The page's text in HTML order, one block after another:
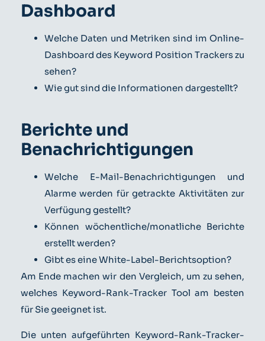
Dashboard
Welche Daten und Metriken sind im Online-
Dashboard des Keyword Position Trackers zu
sehen?
Wie gut sind die Informationen dargestellt?
Berichte und
Benachrichtigungen
Welche E-Mail-Benachrichtigungen und
Alarme werden für getrackte Aktivitäten zur
Verfügung gestellt?
Können wöchentliche/monatliche Berichte
erstellt werden?
Gibt es eine White-Label-Berichtsoption?
Am Ende machen wir den Vergleich, um zu sehen,
welches Keyword-Rank-Tracker Tool am besten
für Sie geeignet ist.
Die unten aufgeführten Keyword-Rank-Tracker-